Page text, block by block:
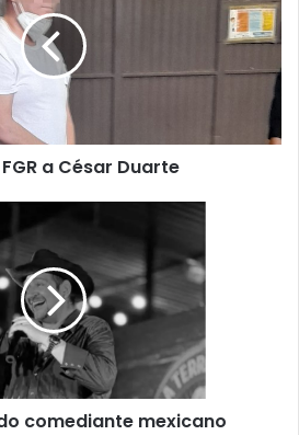
a César Duarte
comediante mexicano